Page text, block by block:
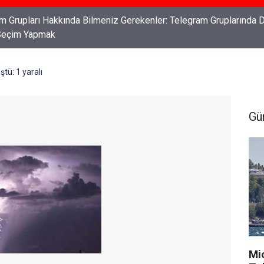
Haklarınızı Bilmek ve Koruma Altına Almak
1 yaralı